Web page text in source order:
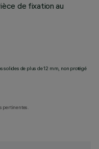
de fixation au
solides de plus de 12 mm, non protégé
pertinentes.